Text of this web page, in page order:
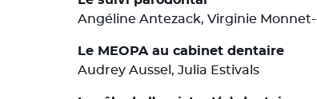
Angéline Antezack, Virginie
Le MEOPA au cabinet dentaire
Audrey Aussel, Julia Estivals